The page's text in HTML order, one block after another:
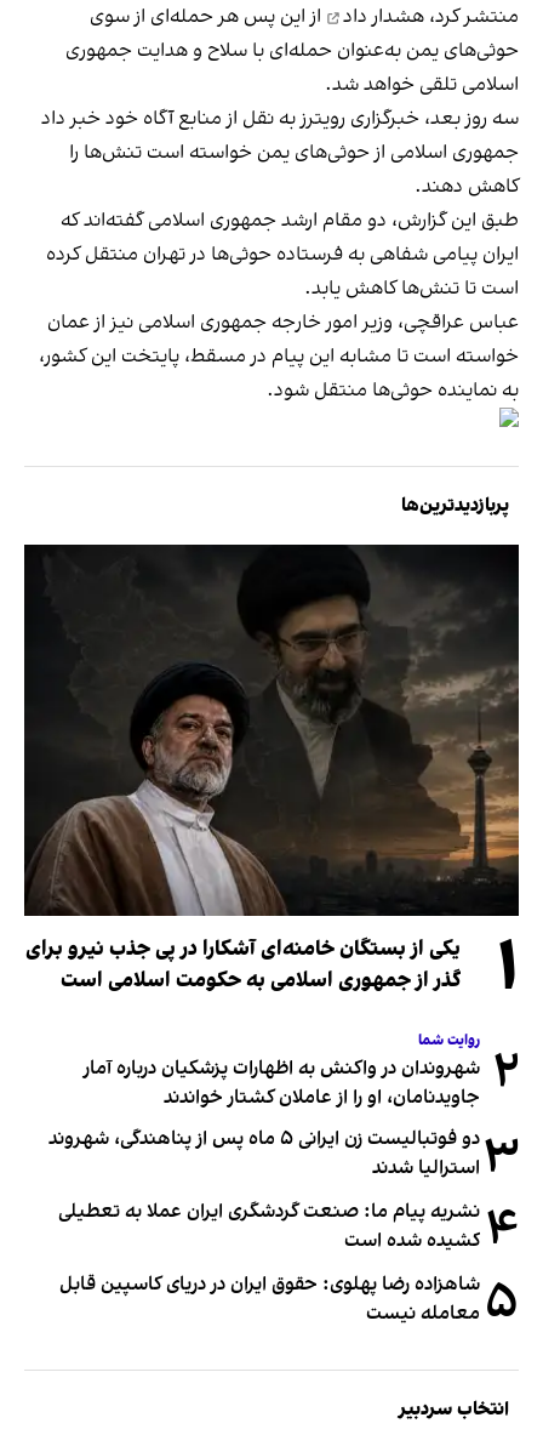
منتشر کرد، هشدار داد
از این پس هر حمله‌ای از سوی
حوثی‌های یمن به‌عنوان حمله‌ای با سلاح و هدایت جمهوری
اسلامی تلقی خواهد شد.
سه روز بعد، خبرگزاری رویترز به نقل از منابع آگاه خود خبر داد
جمهوری اسلامی از حوثی‌های یمن خواسته است تنش‌ها را
کاهش دهند.
طبق این گزارش، دو مقام ارشد جمهوری اسلامی گفته‌اند که
ایران پیامی شفاهی به فرستاده حوثی‌ها در تهران منتقل کرده
است تا تنش‌ها کاهش یابد.
عباس عراقچی، وزیر امور خارجه جمهوری اسلامی نیز از عمان
خواسته است تا مشابه این پیام در مسقط، پایتخت این کشور،
به نماینده حوثی‌ها منتقل شود.
پربازدیدترین‌ها
۱
یکی از بستگان خامنه‌ای آشکارا در پی جذب نیرو برای
گذر از جمهوری اسلامی به حکومت اسلامی است
۲ روایت شما
شهروندان در واکنش به اظهارات پزشکیان درباره آمار
جاویدنامان، او را از عاملان کشتار خواندند
۳
دو فوتبالیست زن ایرانی ۵ ماه پس از پناهندگی، شهروند
استرالیا شدند
۴ نشریه پیام ما: صنعت گردشگری ایران عملا به تعطیلی
کشیده شده است
۵ شاهزاده رضا پهلوی: حقوق ایران در دریای کاسپین قابل
معامله نیست
انتخاب سردبیر